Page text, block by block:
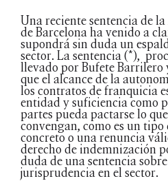
Una reciente sentencia de
de Barcelona ha venido a
supondrá sin duda un
sector. La sentencia (*),
llevado por Bufete Barrilero
que el alcance de la
los contratos de franquicia
entidad y suficiencia como
partes pueda pactarse lo
convengan, como es un
concreto o una renuncia
derecho de indemnización
duda de una sentencia
jurisprudencia en el sector.